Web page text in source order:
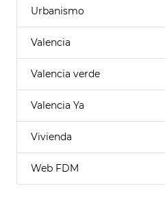
Urbanismo
Valencia
Valencia verde
Valencia Ya
Vivienda
Web FDM